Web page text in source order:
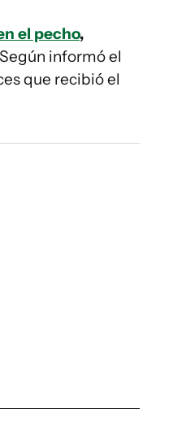
el pecho,
Según informó el
que recibió el